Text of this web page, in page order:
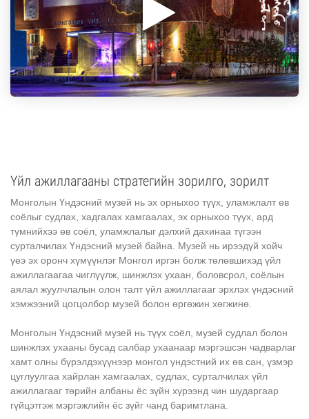
Үйл ажиллагааны стратегийн зорилго, зорилт
Монголын Үндэсний музей нь эх орныхоо түүх, уламжлалт өв
соёлыг судлах, хадгалах хамгаалах, эх орныхоо түүх, ард
түмнийхээ өв соёл, уламжлалыг дэлхий дахинаа түгээн
сурталчилах Үндэсний музей байна. Музей нь ирээдүй хойч
үеэ эх оронч хүмүүнлэг Монгол иргэн болж төлөвшихэд үйл
ажиллагаагаа чиглүүлж, шинжлэх ухаан, боловсрол, соёлын
аялал жуулчлалын олон талт үйл ажиллагааг эрхлэх үндэсний
хэмжээний цогцолбор музей болон өргөжин хөгжинө.
Монголын Үндэсний музей нь түүх соёл, музей судлал болон
шинжлэх ухааны бусад салбар ухаанаар мэргэшсэн чадварлаг
хамт олны бүрэлдэхүүнээр монгол үндэстний их өв сан, үзмэр
цуглуулгаа хайрлан хамгаалах, судлах, сурталчилах үйл
ажиллагааг төрийн албаны ёс зүйн хүрээнд чин шударгаар
гүйцэтгэж мэргэжлийн ёс зүйг чанд баримтлана.